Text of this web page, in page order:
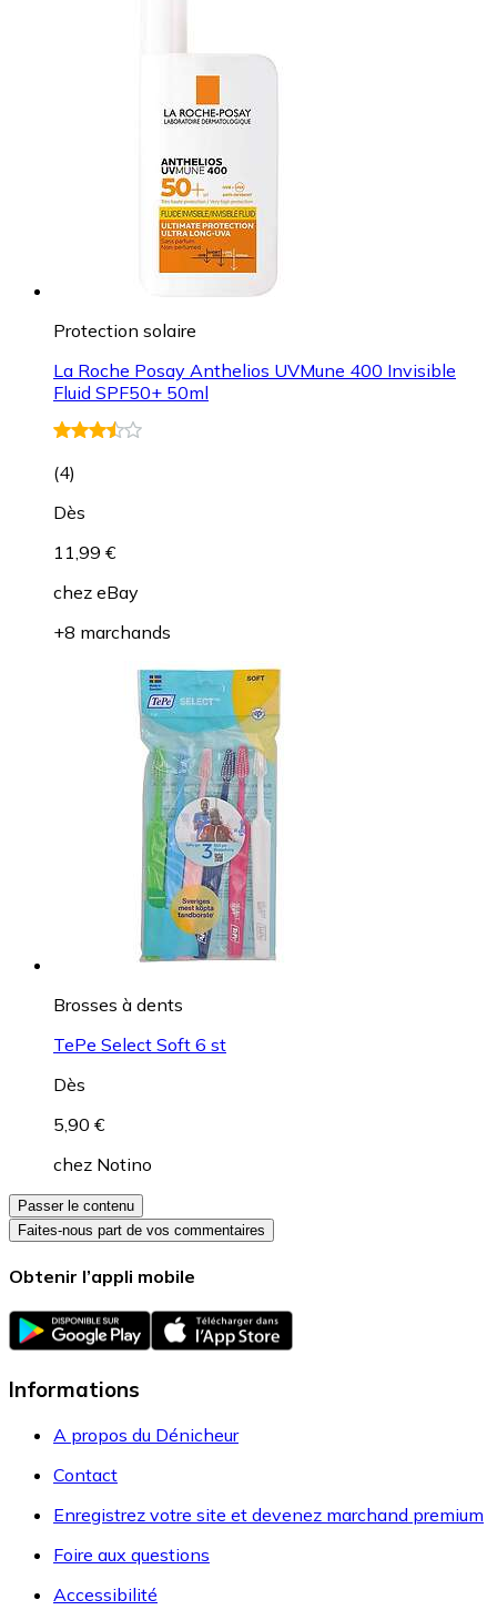
Protection solaire
La Roche Posay Anthelios UVMune 400 Invisible
Fluid SPF50+ 50ml
(4)
Dès
11,99 €
chez eBay
+8 marchands
Brosses à dents
TePe Select Soft 6 st
Dès
5,90 €
chez Notino
Passer le contenu
Faites-nous part de vos commentaires
Obtenir l’appli mobile
Informations
A propos du Dénicheur
Contact
Enregistrez votre site et devenez marchand premium
Foire aux questions
Accessibilité